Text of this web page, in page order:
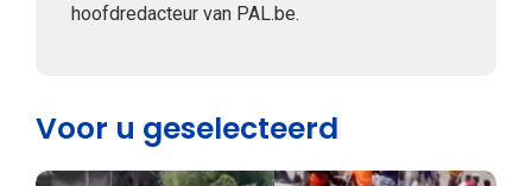
hoofdredacteur van PAL.be.
Voor u geselecteerd